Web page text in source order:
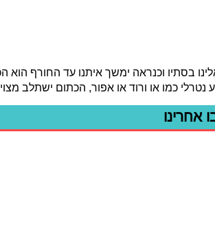
בסתיו וכנראה ימשך איתנו עד החורף
כמו או ורוד או אפור, הכתום ישתלב
אחרינו